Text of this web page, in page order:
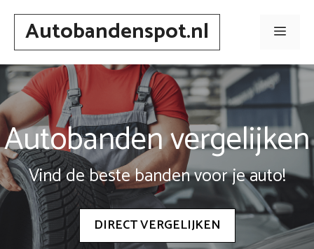
Spring
inhoudAutobandenspot.nl Menu
Autobanden vergelijken
Vind de beste banden voor je auto!
DIRECT VERGELIJKEN